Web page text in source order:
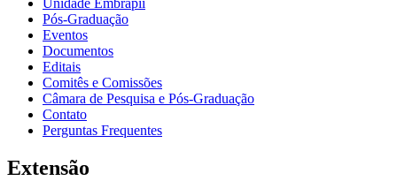
Pós-Graduação
Eventos
Documentos
Editais
Comitês e Comissões
Câmara de Pesquisa e Pós-Graduação
Contato
Perguntas Frequentes
Extensão